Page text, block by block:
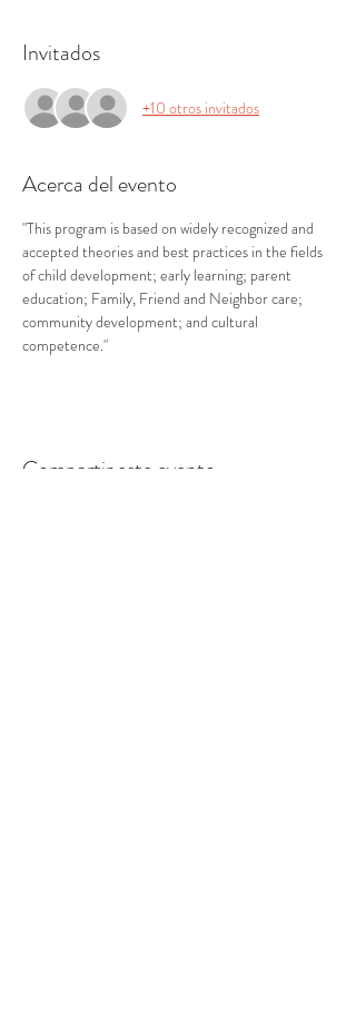
Invitados
+10 otros invitados
Acerca del evento
"This program is based on widely recognized and
accepted theories and best practices in the fields
of child development; early learning; parent
education; Family, Friend and Neighbor care;
community development; and cultural
competence."
Compartir este evento